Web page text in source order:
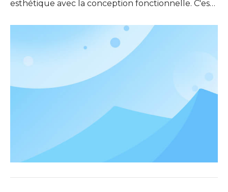
esthétique avec la conception fonctionnelle. C'est
livres; Il s'agit d'un élément de déclaration qui
améliore l'ambiance de n'importe quelle pièce. Ce
chef-d'œuvre architectural sert à la fois de